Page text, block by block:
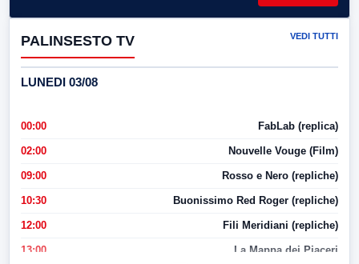
PALINSESTO TV VEDI TUTTI
LUNEDI 03/08
00:00 FabLab (replica)
02:00 Nouvelle Vouge (Film)
09:00 Rosso e Nero (repliche)
10:30 Buonissimo Red Roger (repliche)
12:00 Fili Meridiani (repliche)
13:00 La Mappa dei Piaceri